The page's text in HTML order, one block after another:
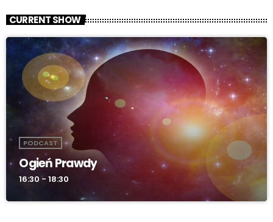
CURRENT SHOW
PODCAST
Ogień Prawdy
16:30 - 18:30